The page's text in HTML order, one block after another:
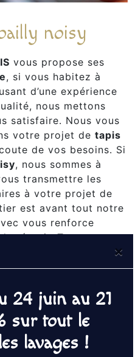
×
24 juin au 21
sur tout le
lavages !
noisy
vous propose ses
, si vous habitez à
d’une expérience
nous mettons
satisfaire. Nous vous
votre projet de tapis
de vos besoins. Si
, nous sommes à
transmettre les
à votre projet de
est avant tout notre
vous renforce
réussir. Toute notre
avec propreté
EN SAVOIR PLUS